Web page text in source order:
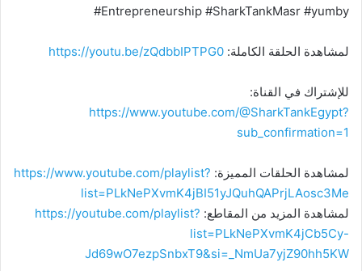
#Entrepreneurship #SharkTankMasr #yumby
لمشاهدة الحلقة الكاملة: https://youtu.be/zQdbbIPTPG0
للإشتراك في القناة:
https://www.youtube.com/@SharkTankEgypt?
sub_confirmation=1
لمشاهدة الحلقات المميزة: https://www.youtube.com/playlist?
list=PLkNePXvmK4jBI51yJQuhQAPrjLAosc3Me
لمشاهدة المزيد من المقاطع: https://youtube.com/playlist?
list=PLkNePXvmK4jCb5Cy-
Jd69wO7ezpSnbxT9&si=_NmUa7yjZ90hh5KW